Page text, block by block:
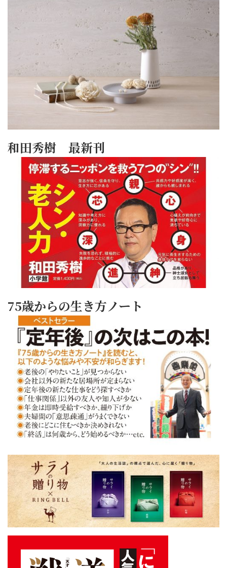
和田秀樹 最新刊
75歳からの生き方ノート